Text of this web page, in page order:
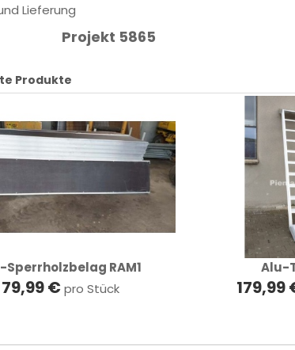
Lieferung
Projekt 5865
Produkte
Sperrholzbelag RAM1
79,99 € pro Stück
Alu-
179,99